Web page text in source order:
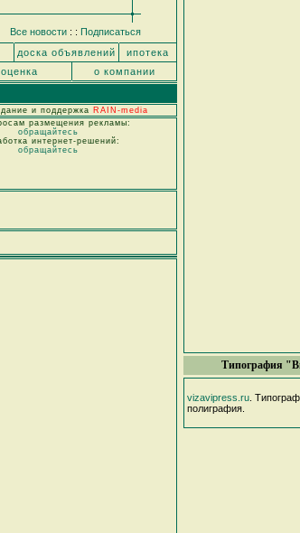
Типография
vizavipress.ru .
полиграфия.
Все новости : : Подписаться
доска объявлений
ипотека
оценка о компании
и поддержка RAIN-media
размещения рекламы:
обращайтесь
интернет-решений:
обращайтесь